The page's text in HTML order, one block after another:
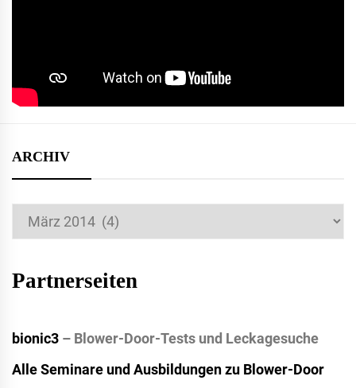
ARCHIV
Archiv
Partnerseiten
bionic3 – Blower-Door-Tests und Leckagesuche
Alle Seminare und Ausbildungen zu Blower-Door